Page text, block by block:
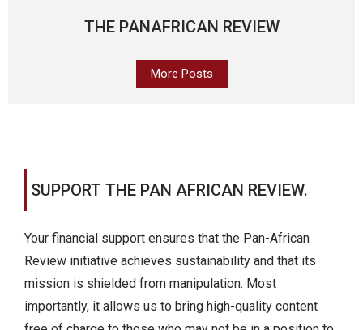
THE PANAFRICAN REVIEW
More Posts
SUPPORT THE PAN AFRICAN REVIEW.
Your financial support ensures that the Pan-African
Review initiative achieves sustainability and that its
mission is shielded from manipulation. Most
importantly, it allows us to bring high-quality content